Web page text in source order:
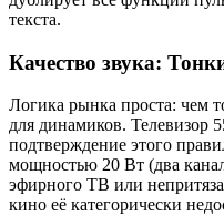
текста.
Качество звука:
Логика рынка проста: чем
для динамиков. Телевизор
подтверждение этого
мощностью 20 Вт (два
эфирного ТВ или
кино её категорически